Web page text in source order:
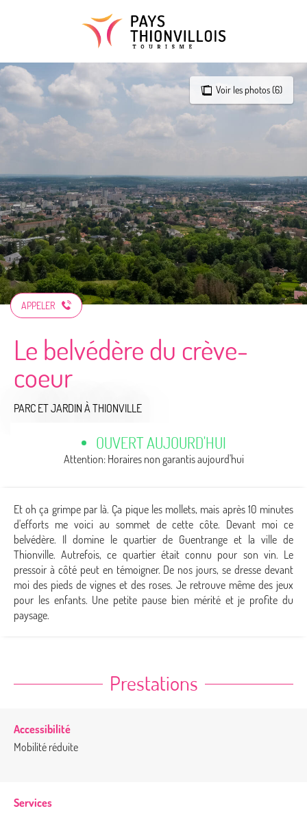
Voir les photos (6)
APPELER
Le belvédère du crève-
coeur
PARC ET JARDIN À THIONVILLE
OUVERT AUJOURD'HUI
Attention: Horaires non garantis aujourd'hui
Et oh ça grimpe par là. Ça pique les mollets, mais après 10 minutes
d'efforts me voici au sommet de cette côte. Devant moi ce
belvédère. Il domine le quartier de Guentrange et la ville de
Thionville. Autrefois, ce quartier était connu pour son vin. Le
pressoir à côté peut en témoigner. De nos jours, se dresse devant
moi des pieds de vignes et des roses. Je retrouve même des jeux
pour les enfants. Une petite pause bien mérité et je profite du
paysage.
Prestations
Accessibilité
Mobilité réduite
Services